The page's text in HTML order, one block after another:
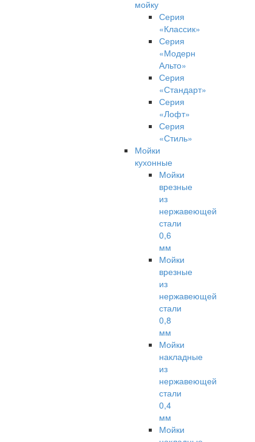
мойку
Серия
«Классик»
Серия
«Модерн
Альто»
Серия
«Стандарт»
Серия
«Лофт»
Серия
«Стиль»
Мойки
кухонные
Мойки
врезные
из
нержавеющей
стали
0,6
мм
Мойки
врезные
из
нержавеющей
стали
0,8
мм
Мойки
накладные
из
нержавеющей
стали
0,4
мм
Мойки